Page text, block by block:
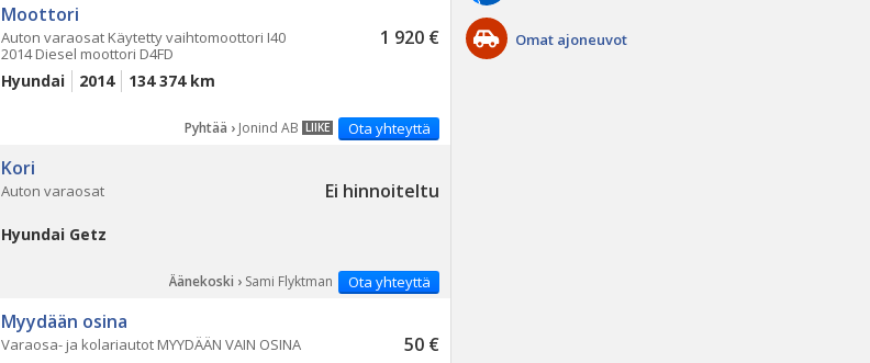
Moottori
1 920 €
Auton varaosat Käytetty vaihtomoottori I40
2014 Diesel moottori D4FD
Hyundai 2014 134 374 km
Ota yhteyttä
LIIKE
Pyhtää › Jonind AB
Kori
Ei hinnoiteltu
Auton varaosat
Hyundai Getz
Ota yhteyttä
Äänekoski › Sami Flyktman
Myydään osina
50 €
Varaosa- ja kolariautot MYYDÄÄN VAIN OSINA
Omat ajoneuvot